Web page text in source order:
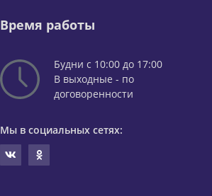
Время работы
Будни с 10:00 до 17:00
В выходные - по
договоренности
Мы в социальных сетях: